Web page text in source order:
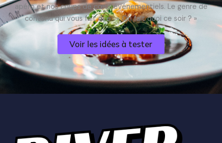
apéro et nos coups de cœur événementiels. Le genre de
contenu qui vous fait dire : « On fait quoi ce soir ? »
Voir les idées à tester